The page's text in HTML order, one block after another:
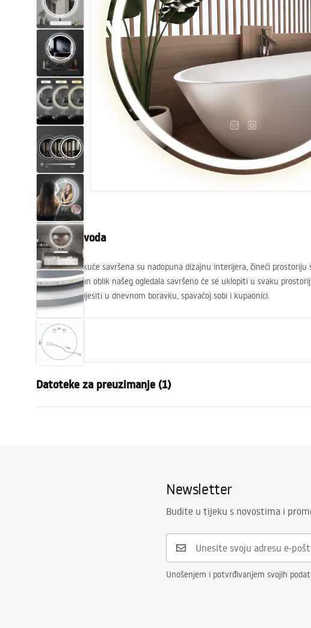
WC školjke
Umivaonici
Kade i paravani
Miješalice, pipe, slavine
Tuševi
Kuhinja
Pribor i kupaonski namještaj
Opis proizvoda
Ogledala kod kuće savršena su nadopuna dizajnu interijera, čineći
Karakterističan oblik našeg ogledala savršeno će se uklopiti u svaku
možete ga objesiti u dnevnom boravku, spavaćoj sobi i kupaonici.
Svojstva
Širina
Dubina
20mm
Da
Datoteke za preuzimanje (1)
Newsletter
Budite u tijeku s novostima i
Unošenjem i potvrđivanjem svojih